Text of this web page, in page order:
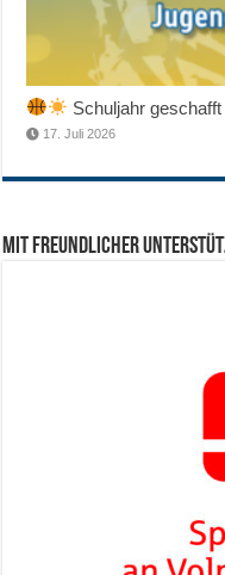
Schuljahr
17. Juli 2026
Mit freundlicher